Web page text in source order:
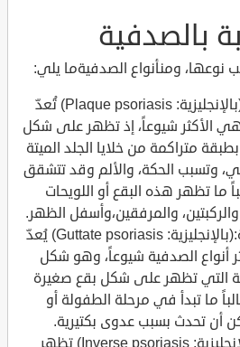
بالصدفية
نوعها، ومنأنواع الصدفيةما يلي:
الصدفية اللويحية:(بالإنجليزية: Plaque psoriasis) تُعدّ
هي الأكثر شيوعاً، إذ تظهر على شكل
متراكمة من خلايا الجلد الميتة
وتسبب الحكة، والألم وقد تتشقق
ما تظهر هذه البقع أو اللويحات
والمرفقين،وأسفل الظهر.
الصدفية القَطْرَوِيَّة:(بالإنجليزية: Guttate psoriasis) يُعدّ
أنواع الصدفية شيوعاً، وهو شكل
التي تظهر على شكل بقع صغيرة
ما تبدأ في مرحلة الطفولة أو
أن تحدث بسبب عدوى بكتيرية.